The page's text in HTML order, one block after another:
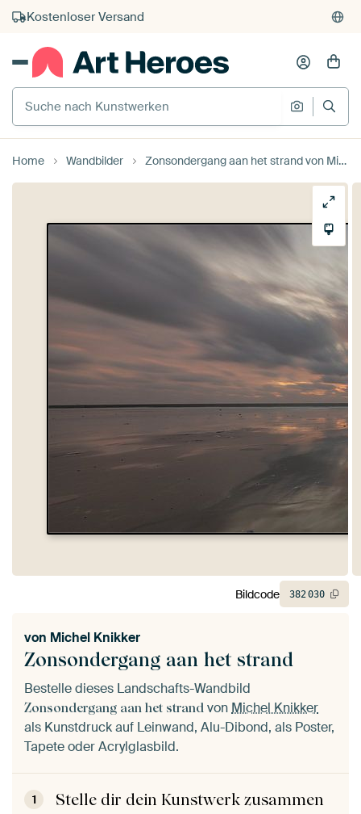
Kauf auf Rechnung
Individueller Druck auf Bestellung
Suche nach Kunstwerken
Suche
Home Wandbilder Zonsondergang aan het strand von Michel Knikker
Zonsondergang aan het strand
von Michel Knikker
Bestelle dieses Landschafts-Wandbild
Zonsondergang aan het strand vonMichel Knikker
als Kunstdruck auf Leinwand, Alu-Dibond, als Poster,
Tapete oder Acrylglasbild.
1 Stelle dir dein Kunstwerk zusammen
Bildcode 382030